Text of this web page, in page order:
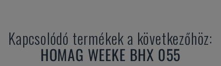
Kapcsolódó termékek a következőhöz:
HOMAG WEEKE BHX 055